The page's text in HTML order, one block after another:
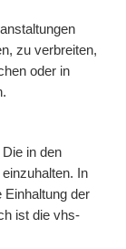
zu verbreiten,
oder in
in den
In
Einhaltung der
ist die vhs-